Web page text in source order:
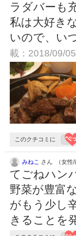
ラダバーも
私は大好き
いので、い
載：2018/09/05
このクチコミに
みねこ さん （女性/
てごねハン
野菜が豊富
がもう少し
きることを